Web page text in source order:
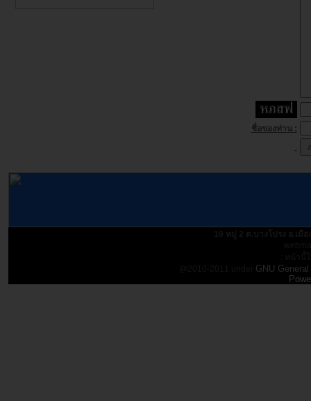
ชื่อของท่าน :
GNU